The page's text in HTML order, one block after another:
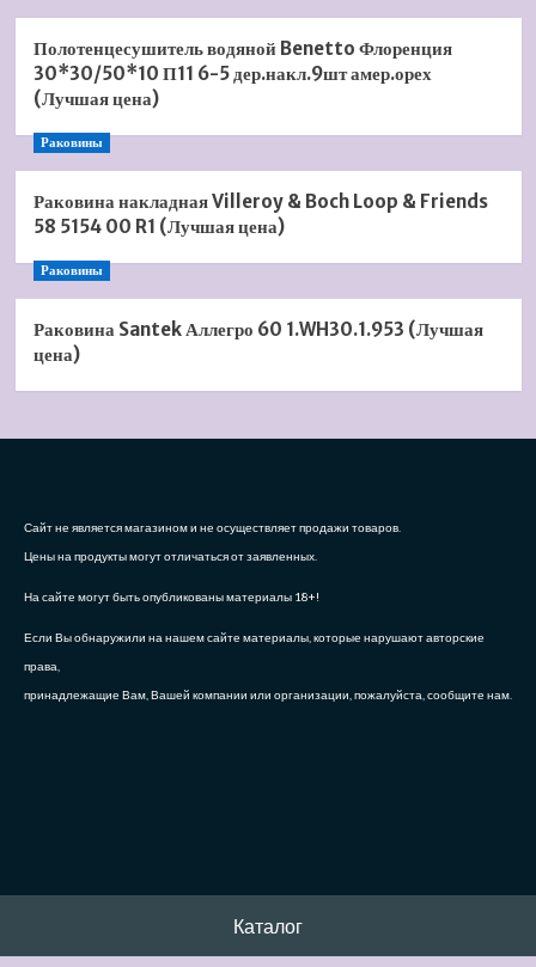
Полотенцесушитель водяной Benetto Флоренция
30*30/50*10 П11 6-5 дер.накл.9шт амер.орех
(Лучшая цена)
Раковины
Раковина накладная Villeroy & Boch Loop & Friends
58 5154 00 R1 (Лучшая цена)
Раковины
Раковина Santek Аллегро 60 1.WH30.1.953 (Лучшая
цена)
Сайт не является магазином и не осуществляет продажи товаров.
Цены на продукты могут отличаться от заявленных.
На сайте могут быть опубликованы материалы 18+!
Если Вы обнаружили на нашем сайте материалы, которые нарушают авторские
права,
принадлежащие Вам, Вашей компании или организации, пожалуйста, сообщите нам.
Каталог